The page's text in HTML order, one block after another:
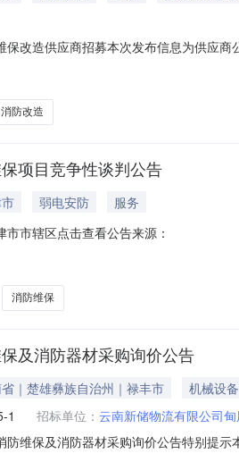
保改造供应商招募本次发布信息为供应
详情招募详情招募范围【招募对象】招
盖阿里巴巴北京总
消防改造
项目竞争性谈判公告
弱电安防
服务
市市辖区点击查看公告来源：
消防维保
及消防器材采购询价公告
｜楚雄彝族自治州｜禄丰市
机械设备
1 招标单位： 云南新储物流有限公司
防维保及消防器材采购询价公告特别提